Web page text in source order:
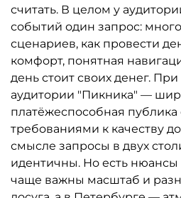
считать. В целом у
событий один запрос:
сценариев, как провести
комфорт, понятная
день стоит своих денег.
аудитории "Пикника" —
платёжеспособная
требованиями к качеству
смысле запросы в двух
идентичны. Но есть нюансы
чаще важны масштаб и